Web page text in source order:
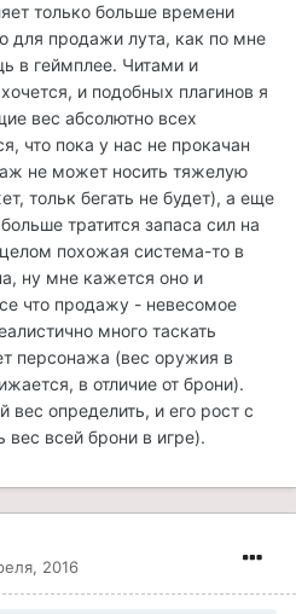
только больше времени
для продажи лута, как по мне
в геймплее. Читами и
и подобных плагинов я
вес абсолютно всех
что пока у нас не прокачан
не может носить тяжелую
тольк бегать не будет), а еще
тратится запаса сил на
похожая система-то в
ну мне кажется оно и
что продажу - невесомое
много таскать
персонажа (вес оружия в
в отличие от брони).
вес определить, и его рост с
всей брони в игре).
2016